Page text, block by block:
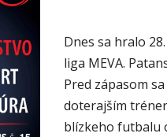
Dnes sa hralo
liga MEVA.
Pred zápasom
doterajším
blízkeho futbalu